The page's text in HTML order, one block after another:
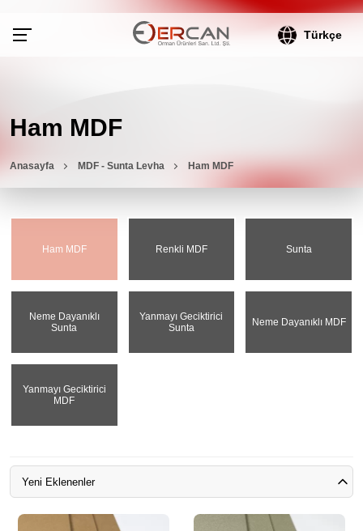
Türkçe
Ham MDF
Anasayfa MDF - Sunta Levha Ham MDF
Ham MDF Renkli MDF Sunta
Neme Dayanıklı
Sunta
Yanmayı Geciktirici
Sunta
Neme Dayanıklı MDF
Yanmayı Geciktirici
MDF
Yeni Eklenenler